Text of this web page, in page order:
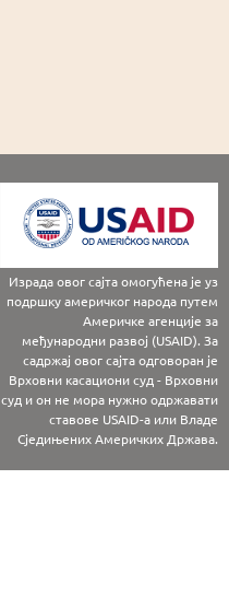
Израда овог сајта омогућена је уз
подршку америчког народа путем
Америчке агенције за
међународни развој (USAID). За
садржај овог сајта одговоран је
Врховни касациони суд - Врховни
суд и он не мора нужно одржавати
ставове USAID-а или Владе
Сједињених Америчких Држава.